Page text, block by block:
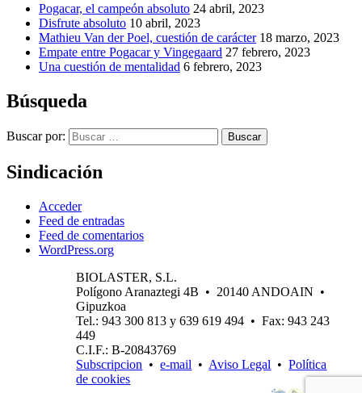
Pogacar, el campeón absoluto 24 abril, 2023
Disfrute absoluto 10 abril, 2023
Mathieu Van der Poel, cuestión de carácter 18 marzo, 2023
Empate entre Pogacar y Vingegaard 27 febrero, 2023
Una cuestión de mentalidad 6 febrero, 2023
Búsqueda
Buscar por: Buscar
Sindicación
Acceder
Feed de entradas
Feed de comentarios
WordPress.org
BIOLASTER, S.L.
Polígono Aranaztegi 4B • 20140 ANDOAIN •
Gipuzkoa
Tel.: 943 300 813 y 639 619 494 • Fax: 943 243
449
C.I.F.: B-20843769
Subscripcion •e-mail • Aviso Legal •Política
de cookies